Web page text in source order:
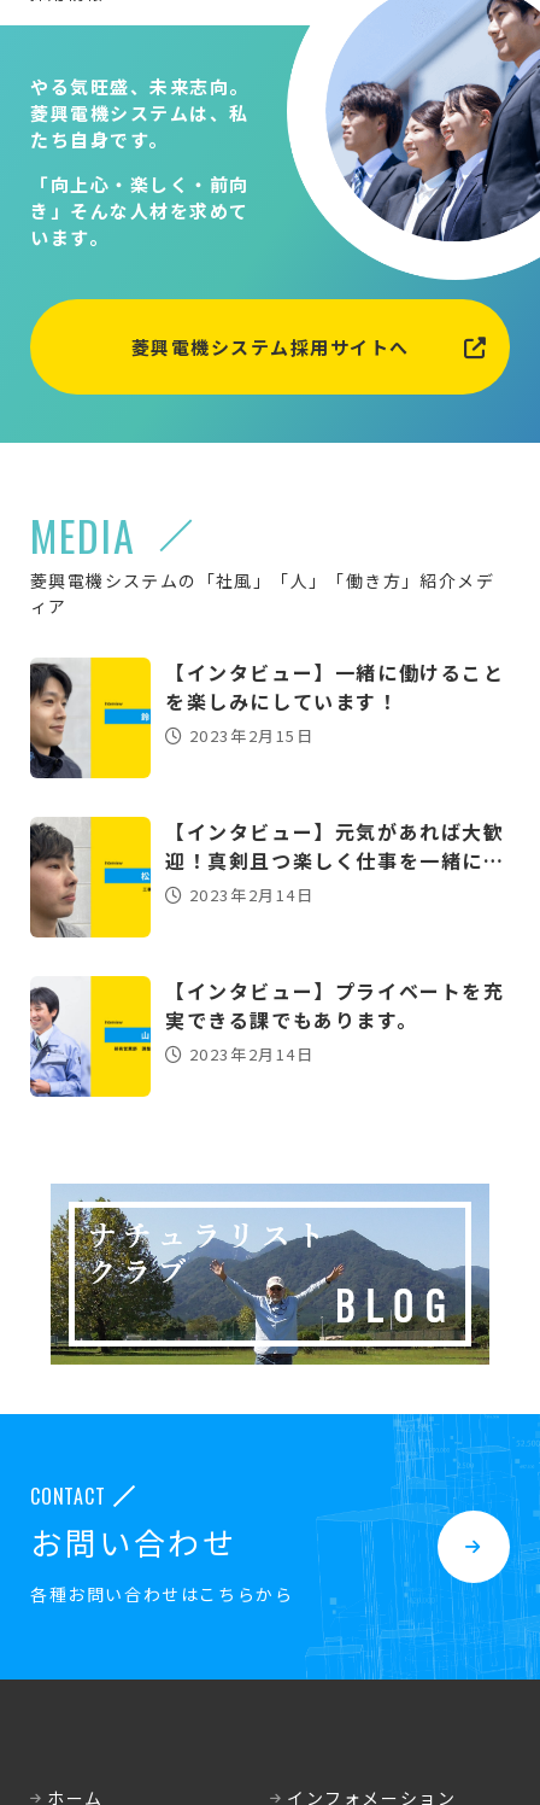
やる気旺盛、未来志向。
菱興電機システムは、私
たち自身です。
「向上心・楽しく・前向
き」そんな人材を求めて
います。
菱興電機システム採用サイトへ
MEDIA
菱興電機システムの「社風」「人」「働き方」紹介メデ
ィア
【インタビュー】一緒に働けること
を楽しみにしています！
2023年2月15日
【インタビュー】元気があれば大歓
迎！真剣且つ楽しく仕事を一緒に…
2023年2月14日
【インタビュー】プライベートを充
実できる課でもあります。
2023年2月14日
CONTACT
お問い合わせ
各種お問い合わせはこちらから
ホーム インフォメーション